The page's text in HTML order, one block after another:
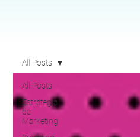
All Posts
Estrategia
de
Marketing
All Posts